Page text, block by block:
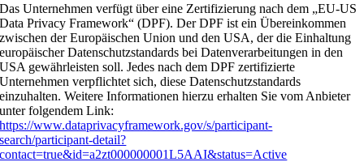
Das Unternehmen verfügt über eine Zertifizierung nach dem „EU-US
Data Privacy Framework“ (DPF). Der DPF ist ein Übereinkommen
zwischen der Europäischen Union und den USA, der die Einhaltung
europäischer Datenschutzstandards bei Datenverarbeitungen in den
USA gewährleisten soll. Jedes nach dem DPF zertifizierte
Unternehmen verpflichtet sich, diese Datenschutzstandards
einzuhalten. Weitere Informationen hierzu erhalten Sie vom Anbieter
unter folgendem Link:
https://www.dataprivacyframework.gov/s/participant-
search/participant-detail?
contact=true&id=a2zt000000001L5AAI&status=Active